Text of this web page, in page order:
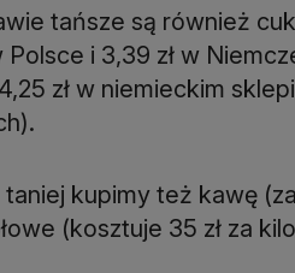
tańsze są również
Polsce i 3,39 zł w
zł w niemieckim
kupimy też kawę
(kosztuje 35 zł za